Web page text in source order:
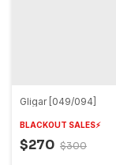
Gligar [049/094]
BLACKOUT SALES⚡️
$270 $300